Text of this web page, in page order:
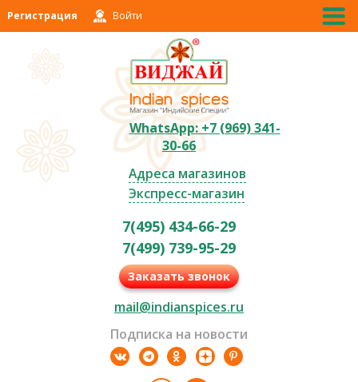
Регистрация Войти
WhatsApp: +7 (969) 341-
30-66
Адреса магазинов
Экспресс-магазин
7(495) 434-66-29
7(499) 739-95-29
Заказать звонок
mail@indianspices.ru
Подписка на новости